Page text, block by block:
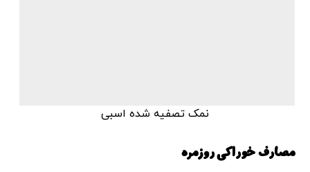
نمک تصفیه شده اسبی
مصارف خوراکی روزمره